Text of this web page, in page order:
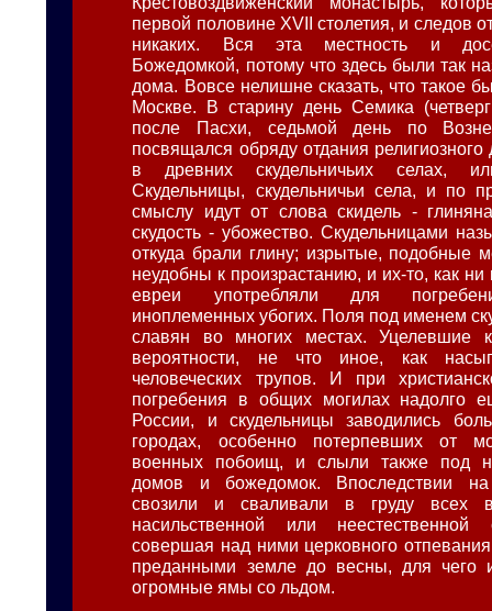
первой половине XVII столетия, и следов
никаких. Вся эта местность и
Божедомкой, потому что здесь были так
дома. Вовсе нелишне сказать, что такое
Москве. В старину день Семика
после Пасхи, седьмой день по
посвящался обряду отдания религиозного
в древних скудельничьих селах,
Скудельницы, скудельничьи села, и по
смыслу идут от слова скидель -
скудость - убожество. Скудельницами
откуда брали глину; изрытые, подобные
неудобны к произрастанию, и их-то, как
евреи употребляли для
иноплеменных убогих. Поля под именем
славян во многих местах. Уцелевшие
вероятности, не что иное, как
человеческих трупов. И при
погребения в общих могилах надолго
России, и скудельницы заводились
городах, особенно потерпевших от
военных побоищ, и слыли также под
домов и божедомок. Впоследствии
свозили и сваливали в груду всех
насильственной или
совершая над ними церковного
преданными земле до весны, для чего
огромные ямы со льдом.